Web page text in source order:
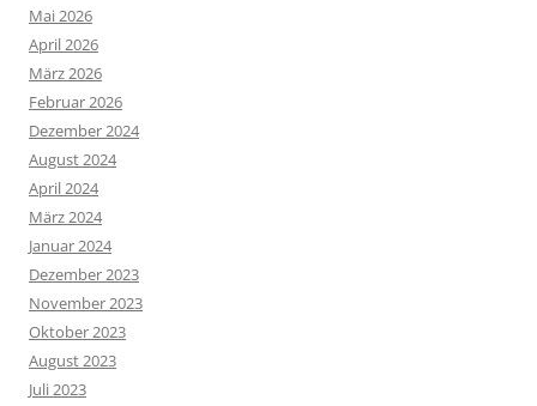
Mai 2026
April 2026
März 2026
Februar 2026
Dezember 2024
August 2024
April 2024
März 2024
Januar 2024
Dezember 2023
November 2023
Oktober 2023
August 2023
Juli 2023